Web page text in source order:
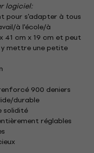
logiciel:
pour s'adapter à tous
à l'école/à
41 cm x 19 cm et peut
y mettre une petite
900 deniers
durable
solidité
réglables